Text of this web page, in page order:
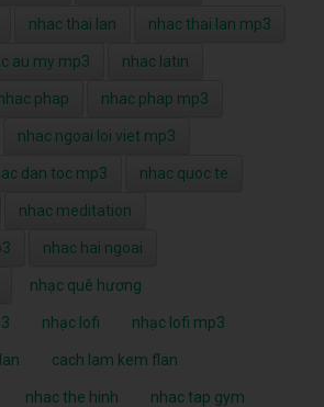
nhac thai lan nhac thai lan mp3
au my mp3 nhac latin
phap nhac phap mp3
nhac ngoai loi viet mp3
dan toc mp3 nhac quoc te
nhac meditation
nhac hai ngoai
nhạc quê hương
nhạc lofi nhạc lofi mp3
cach lam kem flan
nhac the hinh nhac tap gym